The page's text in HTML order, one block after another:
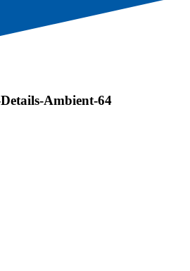
Ambient-64